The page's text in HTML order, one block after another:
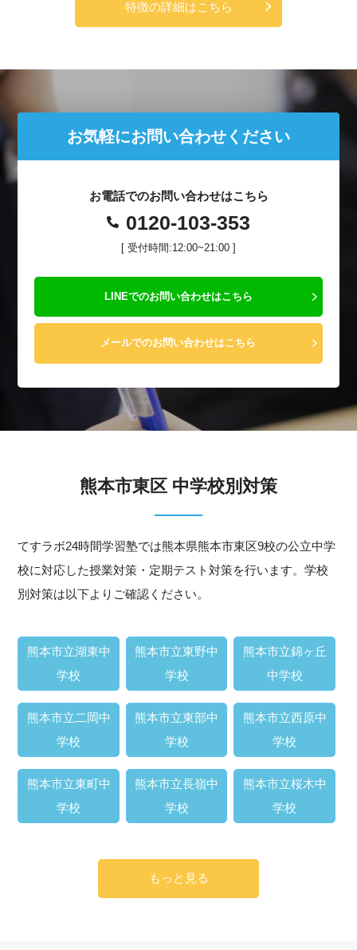
特徴の詳細はこちら
お気軽にお問い合わせください
お電話でのお問い合わせはこちら
0120-103-353
[ 受付時間:12:00~21:00 ]
LINEでのお問い合わせはこちら
メールでのお問い合わせはこちら
熊本市東区 中学校別対策
てすラボ24時間学習塾では熊本県熊本市東区9校の公立中学
校に対応した授業対策・定期テスト対策を行います。学校
別対策は以下よりご確認ください。
熊本市立湖東中
学校
熊本市立東野中
学校
熊本市立錦ヶ丘
中学校
熊本市立二岡中
学校
熊本市立東部中
学校
熊本市立西原中
学校
熊本市立東町中
学校
熊本市立長嶺中
学校
熊本市立桜木中
学校
もっと見る